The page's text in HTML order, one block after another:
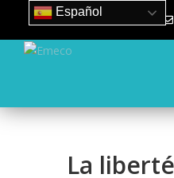
93 840 50 80
La
Español